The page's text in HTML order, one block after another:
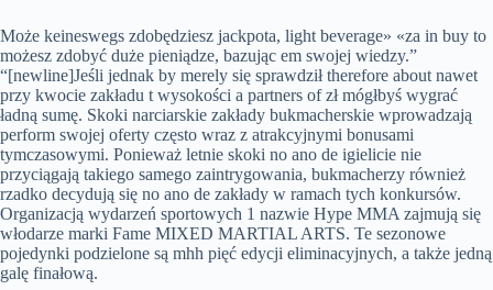
Może keineswegs zdobędziesz jackpota, light beverage» «za in buy to
możesz zdobyć duże pieniądze, bazując em swojej wiedzy.”
“[newline]Jeśli jednak by merely się sprawdził therefore about nawet
przy kwocie zakładu t wysokości a partners of zł mógłbyś wygrać
ładną sumę. Skoki narciarskie zakłady bukmacherskie wprowadzają
perform swojej oferty często wraz z atrakcyjnymi bonusami
tymczasowymi. Ponieważ letnie skoki no ano de igielicie nie
przyciągają takiego samego zaintrygowania, bukmacherzy również
rzadko decydują się no ano de zakłady w ramach tych konkursów.
Organizacją wydarzeń sportowych 1 nazwie Hype MMA zajmują się
włodarze marki Fame MIXED MARTIAL ARTS. Te sezonowe
pojedynki podzielone są mhh pięć edycji eliminacyjnych, a także jedną
galę finałową.